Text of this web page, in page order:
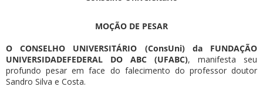
MOÇÃO DE PESAR
O CONSELHO UNIVERSITÁRIO (ConsUni) da FUNDAÇÃO
UNIVERSIDADEFEDERAL DO ABC (UFABC), manifesta seu
profundo pesar em face do falecimento do professor doutor
Sandro Silva e Costa.